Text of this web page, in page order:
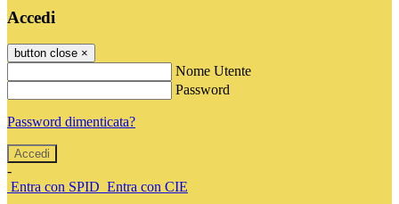
Accedi
button close ×
Nome Utente
Password
Password dimenticata?
-
Entra con SPID Entra con CIE